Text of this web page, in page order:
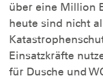
über eine Million
heute sind nicht
Einsatzkräfte
für Dusche und